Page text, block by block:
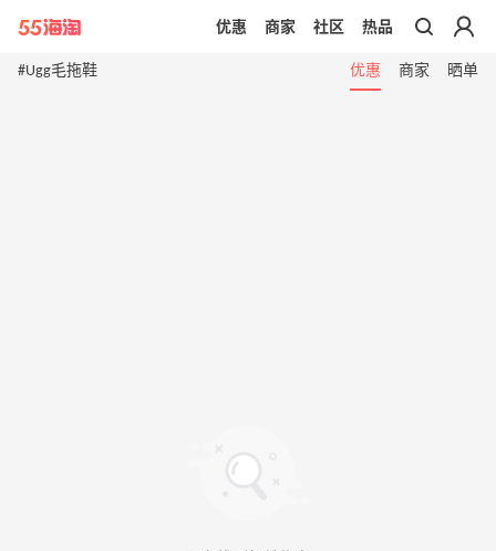
带你去官网买正品
优惠 商家 社区 热品
#Ugg毛拖鞋 优惠 商家 晒单